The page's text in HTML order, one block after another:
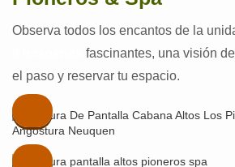
Observa todos los encantos de la
fascinantes, una visión
el paso y reservar tu espacio.